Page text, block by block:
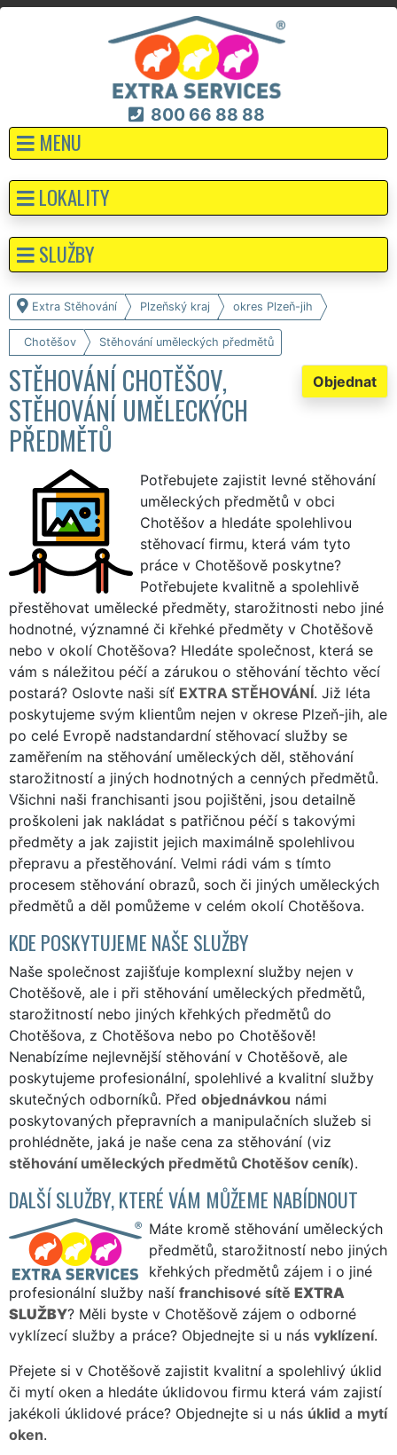
800 66 88 88
MENU
Extra Stěhování Plzeňský kraj okres Plzeň-jih
Chotěšov Stěhování uměleckých předmětů
Objednat
STĚHOVÁNÍ CHOTĚŠOV,
STĚHOVÁNÍ UMĚLECKÝCH
PŘEDMĚTŮ
Potřebujete zajistit levné stěhování
uměleckých předmětů v obci
Chotěšov a hledáte spolehlivou
stěhovací firmu, která vám tyto
práce v Chotěšově poskytne?
Potřebujete kvalitně a spolehlivě
přestěhovat umělecké předměty, starožitnosti nebo jiné
hodnotné, významné či křehké předměty v Chotěšově
nebo v okolí Chotěšova? Hledáte společnost, která se
vám s náležitou péčí a zárukou o stěhování těchto věcí
postará? Oslovte naši síť EXTRA STĚHOVÁNÍ. Již léta
poskytujeme svým klientům nejen v okrese Plzeň-jih, ale
po celé Evropě nadstandardní stěhovací služby se
zaměřením na stěhování uměleckých děl, stěhování
starožitností a jiných hodnotných a cenných předmětů.
Všichni naši franchisanti jsou pojištěni, jsou detailně
proškoleni jak nakládat s patřičnou péčí s takovými
předměty a jak zajistit jejich maximálně spolehlivou
přepravu a přestěhování. Velmi rádi vám s tímto
procesem stěhování obrazů, soch či jiných uměleckých
předmětů a děl pomůžeme v celém okolí Chotěšova.
KDE POSKYTUJEME NAŠE SLUŽBY
Naše společnost zajišťuje komplexní služby nejen v
Chotěšově, ale i při stěhování uměleckých předmětů,
starožitností nebo jiných křehkých předmětů do
Chotěšova, z Chotěšova nebo po Chotěšově!
Nenabízíme nejlevnější stěhování v Chotěšově, ale
poskytujeme profesionální, spolehlivé a kvalitní služby
skutečných odborníků. Před objednávkou námi
poskytovaných přepravních a manipulačních služeb si
prohlédněte, jaká je naše cena za stěhování (viz
stěhování uměleckých předmětů Chotěšov ceník).
DALŠÍ SLUŽBY, KTERÉ VÁM MŮŽEME NABÍDNOUT
Máte kromě stěhování uměleckých
předmětů, starožitností nebo jiných
křehkých předmětů zájem i o jiné
profesionální služby naší franchisové sítě EXTRA
SLUŽBY? Měli byste v Chotěšově zájem o odborné
vyklízecí služby a práce? Objednejte si u nás vyklízení.
Přejete si v Chotěšově zajistit kvalitní a spolehlivý úklid
či mytí oken a hledáte úklidovou firmu která vám zajistí
jakékoli úklidové práce? Objednejte si u nás úklid a mytí
oken.
LOKALITY
SLUŽBY